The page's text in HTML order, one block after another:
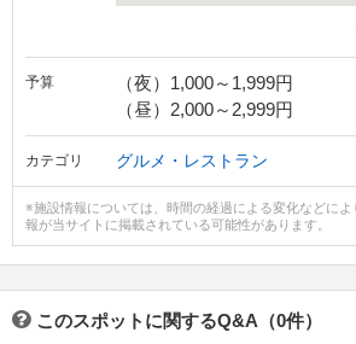
予算
（夜）1,000～1,999円
（昼）2,000～2,999円
カテゴリ グルメ・レストラン
※施設情報については、時間の経過による変化などに
報が当サイトに掲載されている可能性があります。
このスポットに関するQ&A（0件）